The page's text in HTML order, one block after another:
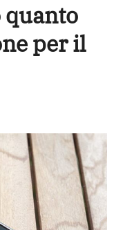
quanto
per il